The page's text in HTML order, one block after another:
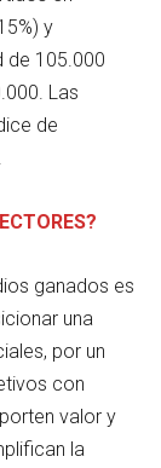
y
de 105.000
Las
de
ganados es
una
por un
con
valor y
la